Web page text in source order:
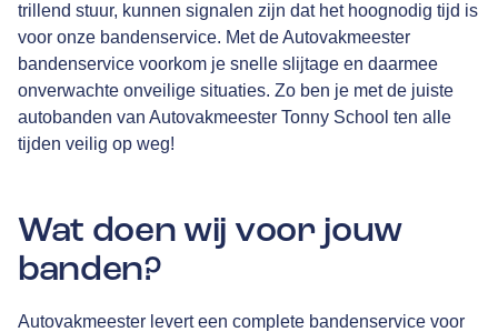
trillend stuur, kunnen signalen zijn dat het hoognodig tijd is
voor onze bandenservice. Met de Autovakmeester
bandenservice voorkom je snelle slijtage en daarmee
onverwachte onveilige situaties. Zo ben je met de juiste
autobanden van Autovakmeester Tonny School ten alle
tijden veilig op weg!
Wat doen wij voor jouw
banden?
Autovakmeester levert een complete bandenservice voor